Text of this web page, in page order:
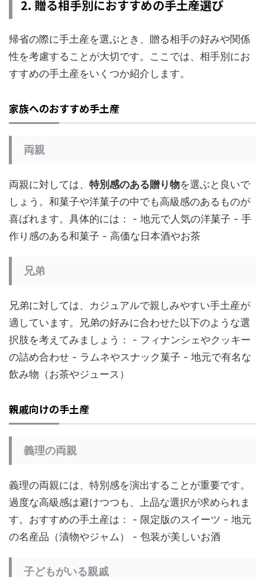
2. 贈る相手別におすすめの手土産選び
帰省の際に手土産を選ぶとき、贈る相手の好みや関係
性を考慮することが大切です。ここでは、相手別にお
すすめの手土産をいくつか紹介します。
家族へのおすすめ手土産
両親
両親に対しては、 特別感のある贈り物を選ぶと良いで
しょう。和菓子や洋菓子の中でも高級感のあるものが
喜ばれます。具体的には： - 地元で人気の洋菓子 - 手
作り感のある和菓子 - 高価な日本酒やお茶
兄弟
兄弟に対しては、カジュアルで親しみやすい手土産が
適しています。兄弟の好みに合わせた以下のような選
択肢を考えてみましょう： - フィナンシェやクッキー
の詰め合わせ - ラムネやスナック菓子 - 地元で有名な
飲み物（お茶やジュース）
親戚向けの手土産
義理の両親
義理の両親には、特別感を演出することが重要です。
過度な高級感は避けつつも、上品な選択が求められま
す。おすすめの手土産は： - 限定版のスイーツ - 地元
の名産品（漬物やジャム） - 包装が美しいお酒
子どもがいる親戚